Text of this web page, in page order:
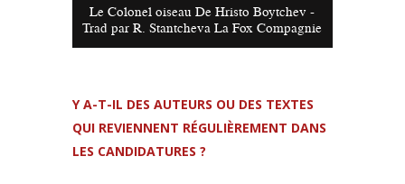
Le Colonel oiseau De Hristo Boytchev -
Trad par R. Stantcheva La Fox Compagnie
Y A-T-IL DES AUTEURS OU DES TEXTES
QUI REVIENNENT RÉGULIÈREMENT DANS
LES CANDIDATURES ?